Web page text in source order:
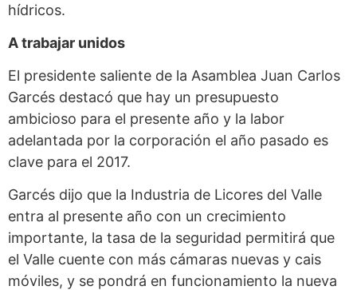
hídricos.
A trabajar unidos
El presidente saliente de la Asamblea Juan Carlos
Garcés destacó que hay un presupuesto
ambicioso para el presente año y la labor
adelantada por la corporación el año pasado es
clave para el 2017.
Garcés dijo que la Industria de Licores del Valle
entra al presente año con un crecimiento
importante, la tasa de la seguridad permitirá que
el Valle cuente con más cámaras nuevas y cais
móviles, y se pondrá en funcionamiento la nueva